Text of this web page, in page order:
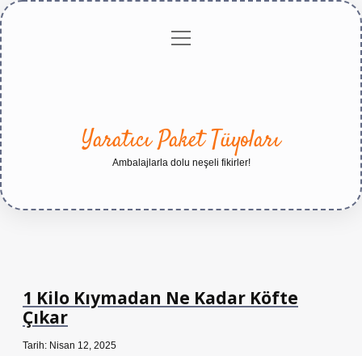
Gizlilikmenüyü
Yaratıcı Paket Tüyoları
Ambalajlarla dolu neşeli fikirler!
1 Kilo Kıymadan Ne Kadar Köfte
Çıkar
Tarih: Nisan 12, 2025